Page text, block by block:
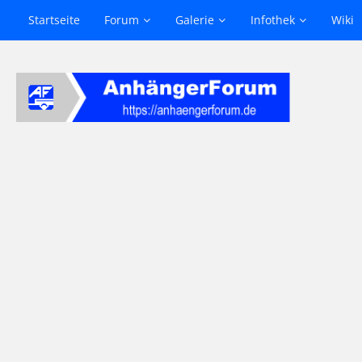
Startseite Forum Galerie Infothek Wiki